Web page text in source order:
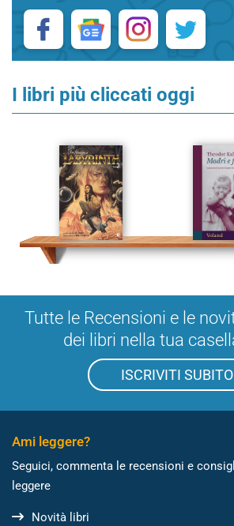
I libri più cliccati oggi
Tutte le Recensioni e le
dei libri nella tua
ISCRIVITI SUBITO
Ami leggere?
Seguici, commenta le recensioni e
leggere
Novità libri